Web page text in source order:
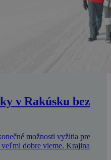
v Rakúsku bez
možnosti vyžitia pre
dobre vieme. Krajina